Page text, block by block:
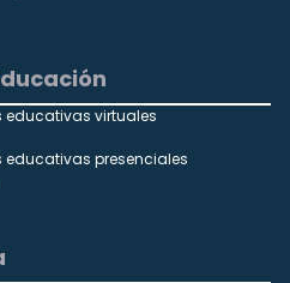
educativas virtuales
educativas presenciales